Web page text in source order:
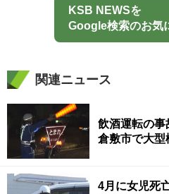
KSB NEWSを
Google検索のお気
関連ニュース
飲酒運転の
倉敷市で大
4月に女児死